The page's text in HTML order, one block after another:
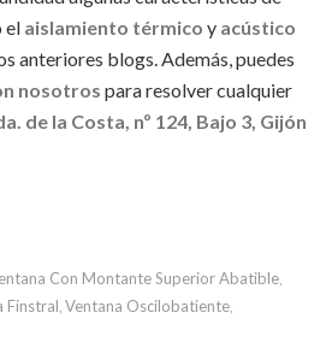
el aislamiento térmico y acústico
anteriores blogs. Además, puedes
nosotros para resolver cualquier
de la Costa, nº 124, Bajo 3, Gijón
Con Montante Superior Abatible,
Finstral, Ventana Oscilobatiente,